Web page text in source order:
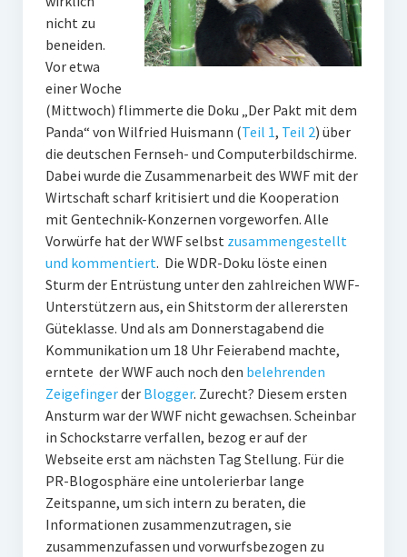
nicht zu
beneiden.
Vor etwa
einer Woche
(Mittwoch) flimmerte die Doku „Der Pakt mit dem
Panda“ von Wilfried Huismann (Teil 1, Teil 2) über
die deutschen Fernseh- und Computerbildschirme.
Dabei wurde die Zusammenarbeit des WWF mit der
Wirtschaft scharf kritisiert und die Kooperation
mit Gentechnik-Konzernen vorgeworfen. Alle
Vorwürfe hat der WWF selbst zusammengestellt
und kommentiert. Die WDR-Doku löste einen
Sturm der Entrüstung unter den zahlreichen WWF-
Unterstützern aus, ein Shitstorm der allerersten
Güteklasse. Und als am Donnerstagabend die
Kommunikation um 18 Uhr Feierabend machte,
erntete der WWF auch noch den belehrenden
Zeigefingerder Blogger. Zurecht? Diesem ersten
Ansturm war der WWF nicht gewachsen. Scheinbar
in Schockstarre verfallen, bezog er auf der
Webseite erst am nächsten Tag Stellung. Für die
PR-Blogosphäre eine untolerierbar lange
Zeitspanne, um sich intern zu beraten, die
Informationen zusammenzutragen, sie
zusammenzufassen und vorwurfsbezogen zu